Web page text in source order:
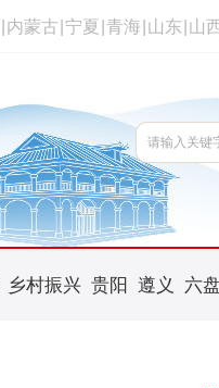
内蒙古 宁夏 青海 山东 山
乡村振兴 贵阳 遵义 六